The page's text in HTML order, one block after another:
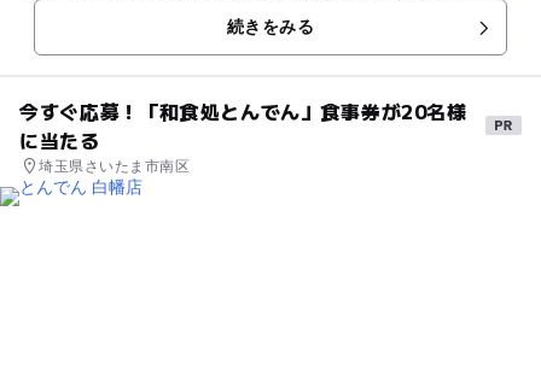
続きをみる
今すぐ応募！「和食処とんでん」食事券が20名様
に当たる
埼玉県さいたま市南区